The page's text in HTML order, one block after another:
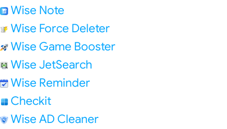
Wise Note
Wise Force Deleter
Wise Game Booster
Wise JetSearch
Wise Reminder
Checkit
Wise AD Cleaner